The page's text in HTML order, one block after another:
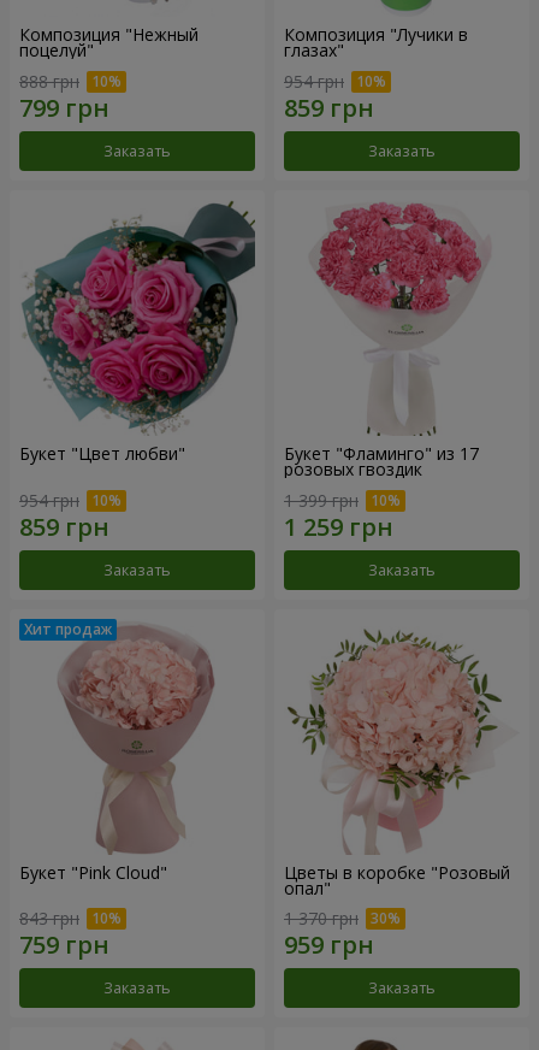
Композиция "Нежный
поцелуй"
888 грн
Заказать
Композиция "Лучики в
глазах"
954 грн
Заказать
Букет "Цвет любви"
954 грн
Заказать
Букет "Фламинго" из 17
розовых гвоздик
1 399 грн
Заказать
Букет "Pink Cloud"
843 грн
Заказать
Цветы в коробке "Розовый
опал"
1 370 грн
Заказать